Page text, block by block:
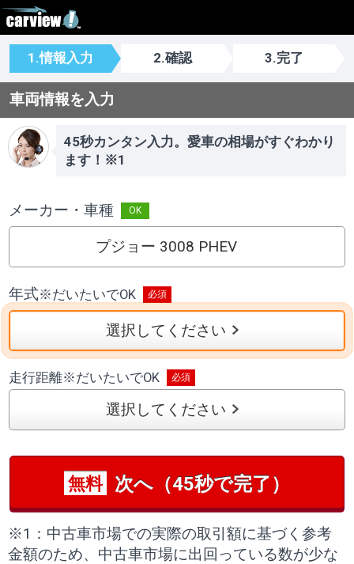
1.情報入力 2.確認 3.完了
車両情報を入力
45秒カンタン入力。愛車の相場がすぐわかり
ます！※1
メーカー・車種
プジョー 3008 PHEV
年式※だいたいでOK
選択してください
走行距離※だいたいでOK
選択してください
無料 次へ（45秒で完了）
※1：中古車市場での実際の取引額に基づく参考
金額のため、中古車市場に出回っている数が少な